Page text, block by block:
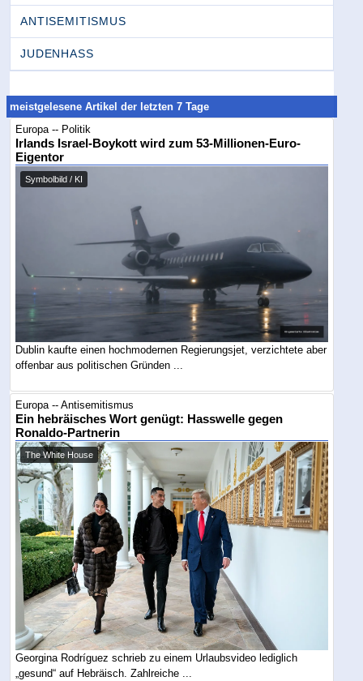
ANTISEMITISMUS
JUDENHASS
meistgelesene Artikel der letzten 7 Tage
Europa -- Politik
Irlands Israel-Boykott wird zum 53-Millionen-Euro-
Eigentor
Symbolbild / KI
Dublin kaufte einen hochmodernen Regierungsjet, verzichtete aber
offenbar aus politischen Gründen ...
Europa -- Antisemitismus
Ein hebräisches Wort genügt: Hasswelle gegen
Ronaldo-Partnerin
The White House
Georgina Rodríguez schrieb zu einem Urlaubsvideo lediglich
„gesund“ auf Hebräisch. Zahlreiche ...